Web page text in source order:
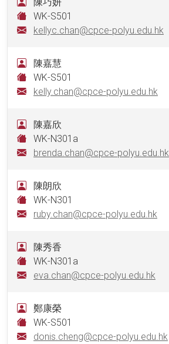
WK-S501
kellyc.chan@cpce-polyu.edu.hk
陳嘉慧
WK-S501
kelly.chan@cpce-polyu.edu.hk
陳嘉欣
WK-N301a
brenda.chan@cpce-polyu.edu.hk
陳朗欣
WK-N301
ruby.chan@cpce-polyu.edu.hk
陳秀香
WK-N301a
eva.chan@cpce-polyu.edu.hk
鄭康榮
WK-S501
donis.cheng@cpce-polyu.edu.hk